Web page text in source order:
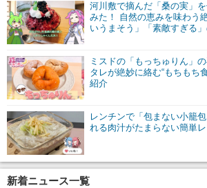
河川敷で摘んだ「桑の実」
みた！ 自然の恵みを味わう
いうまそう」「素敵すぎる
ミスドの「もっちゅりん」
タレが絶妙に絡む“もちもち
紹介
レンチンで「包まない小籠
れる肉汁がたまらない簡単
新着ニュース一覧